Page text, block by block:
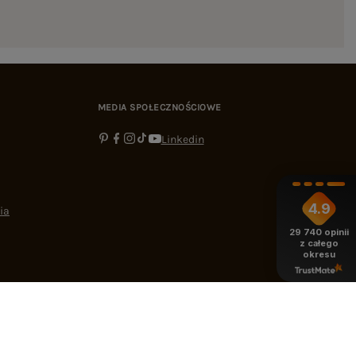
MEDIA SPOŁECZNOŚCIOWE
Linkedin
4.9
29 740 opinii
z całego
okresu